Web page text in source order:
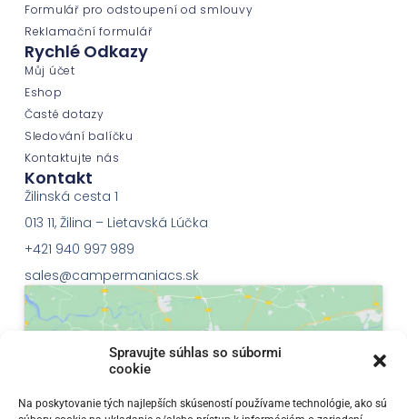
Spravujte súhlas so súbormi
cookie
Na poskytovanie tých najlepších skúseností používame technológie, ako sú
Formulář pro odstoupení od smlouvy
Reklamační formulář
Rychlé Odkazy
Můj účet
Eshop
Časté dotazy
Sledování balíčku
Kontaktujte nás
Kontakt
Žilinská cesta 1
013 11, Žilina – Lietavská Lúčka
+421 940 997 989
sales@campermaniacs.sk
Klepnutím přijměte marketingové soubory